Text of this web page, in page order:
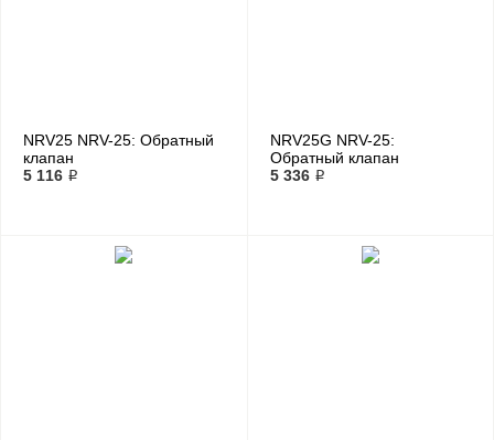
NRV25 NRV-25: Обратный
клапан
5 116 ₽
NRV25G NRV-25:
Обратный клапан
5 336 ₽